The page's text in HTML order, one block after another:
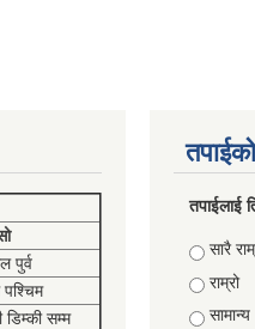
पुर्व
सम्म
तपाईलाई
Choices
सारै
राम्रो
सामान्य